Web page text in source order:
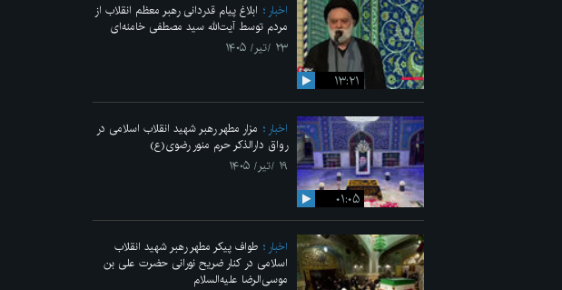
۱۳:۲۱
اخبار
ابلاغ پیام قدردانی رهبر معظم انقلاب از
مردم توسط آیت‌الله سید مصطفی خامنه‌ای
۲۳ /تیر/ ۱۴۰۵
۰۱:۰۵
اخبار
مزار مطهر رهبر شهید انقلاب اسلامی در
رواق دارالذکر حرم منور رضوی(ع)
۱۹ /تیر/ ۱۴۰۵
اخبار
طواف پیکر مطهر رهبر شهید انقلاب
اسلامی در کنار ضریح نورانی حضرت علی‌ بن
موسی‌الرضا علیه‌السلام